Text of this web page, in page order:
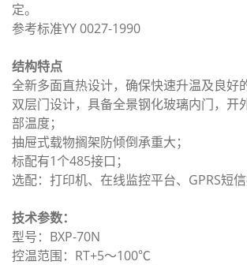
定。
参考标准YY 0027-1990
结构特点
全新多面直热设计，确保快速升温及良好
双层门设计，具备全景钢化玻璃内门，开
部温度；
抽屉式载物搁架防倾倒承重大；
标配有1个485接口；
选配：打印机、在线监控平台、GPRS短信
技术参数：
型号：BXP-70N
控温范围：RT+5～100℃